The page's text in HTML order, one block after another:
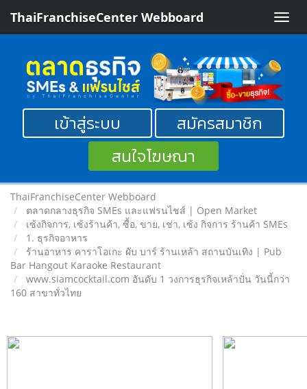
Toggle
ThaiFranchiseCenter Webboard
เข้าสู่ระบบ
สมัครสมาชิก
สนใจโฆษณา
ThaiFranchiseCenter Webboard
ตลาดกลางธุรกิจ SMEs และแฟรนไชส์ | Open Market
เซ้งกิจการ, เซ้งร้านค้า, ซื้อ, ขาย, เช่า, เซ้ง กิจการ ร้านค้า SMEs
1. ธุรกิจอาหาร
ร้านอาหาร คาราโอเกะ ผับ บาร์ ร้านเหล้า สถานบันเทิง | Pub
Bar Hangout Karaoke Restaurant
www.siamcocktail.com อันดับ 1 วงการธุรกิจเหล้าปั่น วันนี้กว่า
160 สาขาทั่วไทย